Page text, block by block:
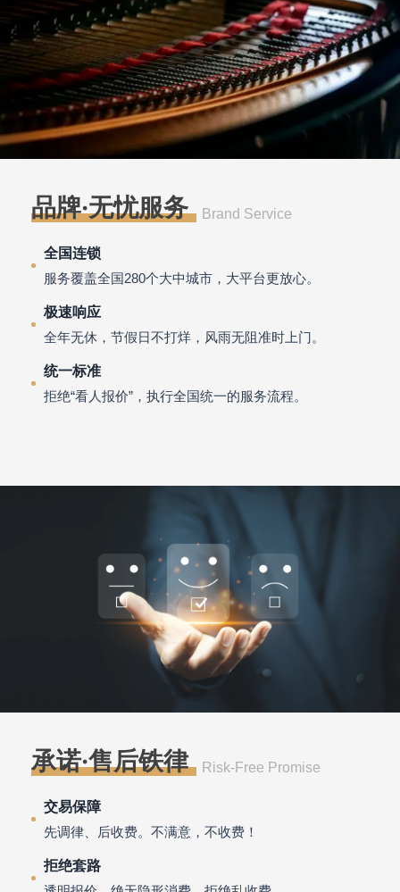
品牌·无忧服务 Brand Service
全国连锁
服务覆盖全国280个大中城市，大平台更放心。
极速响应
全年无休，节假日不打烊，风雨无阻准时上门。
统一标准
拒绝“看人报价”，执行全国统一的服务流程。
承诺·售后铁律 Risk-Free Promise
交易保障
先调律、后收费。不满意，不收费！
拒绝套路